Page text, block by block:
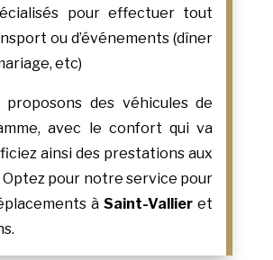
pour effectuer tout
ou d’événements (dîner
etc)
proposons des véhicules de
avec le confort qui va
ainsi des prestations aux
Optez pour notre service pour
àSaint-Vallier et